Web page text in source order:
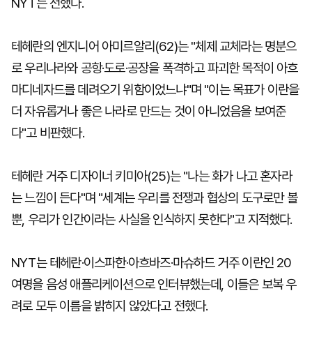
테헤란의 엔지니어 아미르알리(62)는 "체제 교체라는 명분으
로 우리나라와 공항·도로·공장을 폭격하고 파괴한 목적이 아흐
마디네자드를 데려오기 위함이었느냐"며 "이는 목표가 이란을
더 자유롭거나 좋은 나라로 만드는 것이 아니었음을 보여준
다"고 비판했다.
테헤란 거주 디자이너 키미아(25)는 "나는 화가 나고 혼자라
는 느낌이 든다"며 "세계는 우리를 전쟁과 협상의 도구로만 볼
뿐, 우리가 인간이라는 사실을 인식하지 못한다"고 지적했다.
NYT는 테헤란·이스파한·아흐바즈·마슈하드 거주 이란인 20
여명을 음성 애플리케이션으로 인터뷰했는데, 이들은 보복 우
려로 모두 이름을 밝히지 않았다고 전했다.